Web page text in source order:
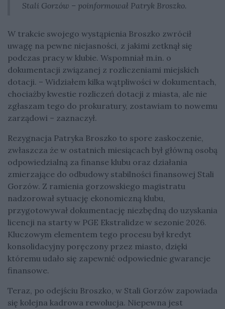
Stali Gorzów – poinformował Patryk Broszko.
W trakcie swojego wystąpienia Broszko zwrócił
uwagę na pewne niejasności, z jakimi zetknął się
podczas pracy w klubie. Wspomniał m.in. o
dokumentacji związanej z rozliczeniami miejskich
dotacji. – Widziałem kilka wątpliwości w dokumentach,
chociażby kwestie rozliczeń dotacji z miasta, ale nie
zgłaszam tego do prokuratury, zostawiam to nowemu
zarządowi – zaznaczył.
Rezygnacja Patryka Broszko to spore zaskoczenie,
zwłaszcza że w ostatnich miesiącach był główną osobą
odpowiedzialną za finanse klubu oraz działania
zmierzające do odbudowy stabilności finansowej Stali
Gorzów. Z ramienia gorzowskiego magistratu
nadzorował sytuację ekonomiczną klubu,
przygotowywał dokumentację niezbędną do uzyskania
licencji na starty w PGE Ekstralidze w sezonie 2026.
Kluczowym elementem tego procesu był kredyt
konsolidacyjny poręczony przez miasto, dzięki
któremu udało się zapewnić odpowiednie gwarancje
finansowe.
Teraz, po odejściu Broszko, w Stali Gorzów zapowiada
się kolejna kadrowa rewolucja. Niepewna jest